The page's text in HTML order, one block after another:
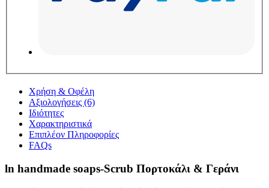
Χρήση & Οφέλη
Αξιολογήσεις (6)
Ιδιότητες
Χαρακτηριστικά
Επιπλέον Πληροφορίες
FAQs
ln handmade soaps-Scrub Πορτοκάλι & Γεράνι